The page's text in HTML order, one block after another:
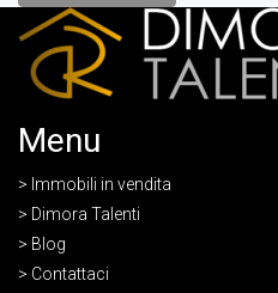
Menu
> Immobili in vendita
> Dimora Talenti
> Blog
> Contattaci